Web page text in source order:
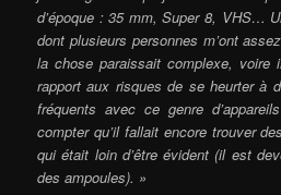
d’époque : 35 mm, Super 8, VHS…
dont plusieurs personnes m’ont
la chose paraissait complexe, voire
rapport aux risques de se heurter à
fréquents avec ce genre
compter qu’il fallait encore trouver
qui était loin d’être évident (il est
des ampoules). »